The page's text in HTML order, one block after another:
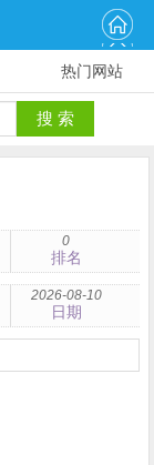
热门网站
0
排名
2026-08-10
日期